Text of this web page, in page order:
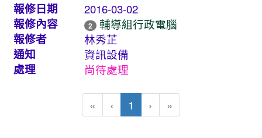
報修日期 2016-03-02
報修內容 2 輔導組行政電腦
報修者 林秀芷
通知 資訊設備
處理 尚待處理
« ‹ 1 (目前頁次)
› »